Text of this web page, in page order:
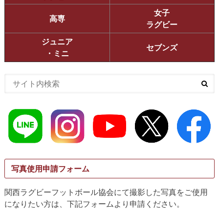
高専
女子
ラグビー
ジュニア
・ミニ
セブンズ
写真使用申請フォーム
関西ラグビーフットボール協会にて撮影した写真をご使用
になりたい方は、下記フォームより申請ください。